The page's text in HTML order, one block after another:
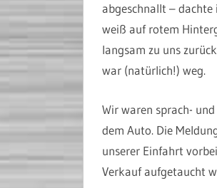
abgeschnallt – dachte
weiß auf rotem
langsam zu uns
war (natürlich!) weg.
Wir waren sprach-
dem Auto. Die
unserer Einfahrt
Verkauf aufgetaucht